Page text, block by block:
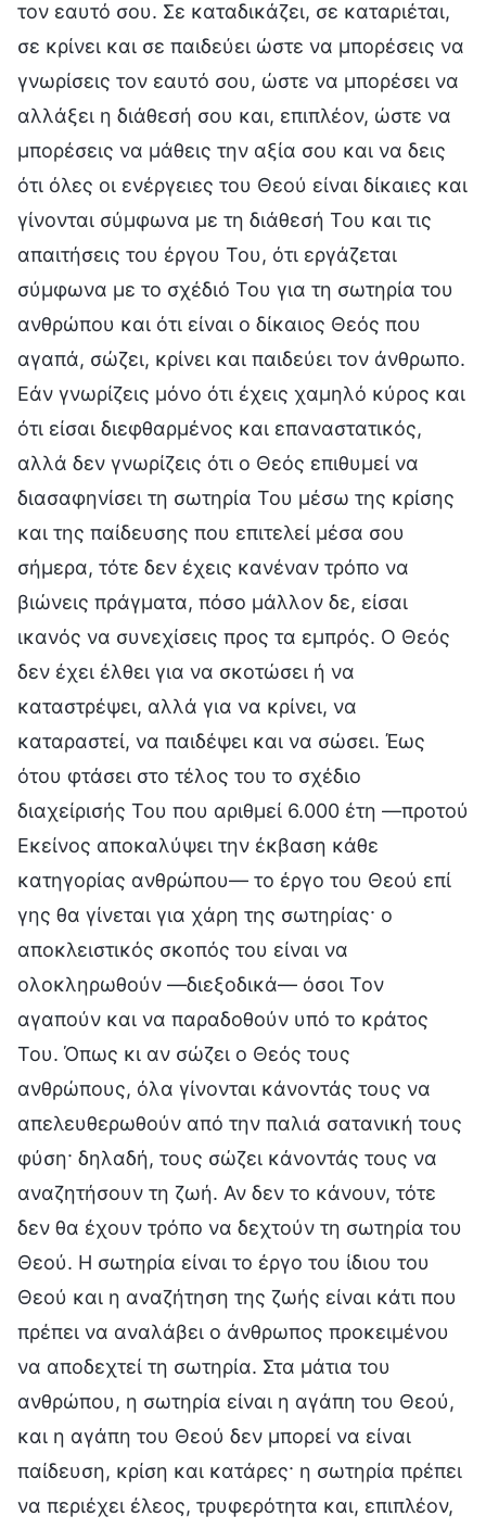
τον εαυτό σου. Σε καταδικάζει, σε καταριέται,
σε κρίνει και σε παιδεύει ώστε να μπορέσεις να
γνωρίσεις τον εαυτό σου, ώστε να μπορέσει να
αλλάξει η διάθεσή σου και, επιπλέον, ώστε να
μπορέσεις να μάθεις την αξία σου και να δεις
ότι όλες οι ενέργειες του Θεού είναι δίκαιες και
γίνονται σύμφωνα με τη διάθεσή Του και τις
απαιτήσεις του έργου Του, ότι εργάζεται
σύμφωνα με το σχέδιό Του για τη σωτηρία του
ανθρώπου και ότι είναι ο δίκαιος Θεός που
αγαπά, σώζει, κρίνει και παιδεύει τον άνθρωπο.
Εάν γνωρίζεις μόνο ότι έχεις χαμηλό κύρος και
ότι είσαι διεφθαρμένος και επαναστατικός,
αλλά δεν γνωρίζεις ότι ο Θεός επιθυμεί να
διασαφηνίσει τη σωτηρία Του μέσω της κρίσης
και της παίδευσης που επιτελεί μέσα σου
σήμερα, τότε δεν έχεις κανέναν τρόπο να
βιώνεις πράγματα, πόσο μάλλον δε, είσαι
ικανός να συνεχίσεις προς τα εμπρός. Ο Θεός
δεν έχει έλθει για να σκοτώσει ή να
καταστρέψει, αλλά για να κρίνει, να
καταραστεί, να παιδέψει και να σώσει. Έως
ότου φτάσει στο τέλος του το σχέδιο
διαχείρισής Του που αριθμεί 6.000 έτη —προτού
Εκείνος αποκαλύψει την έκβαση κάθε
κατηγορίας ανθρώπου— το έργο του Θεού επί
γης θα γίνεται για χάρη της σωτηρίας· ο
αποκλειστικός σκοπός του είναι να
ολοκληρωθούν —διεξοδικά— όσοι Τον
αγαπούν και να παραδοθούν υπό το κράτος
Του. Όπως κι αν σώζει ο Θεός τους
ανθρώπους, όλα γίνονται κάνοντάς τους να
απελευθερωθούν από την παλιά σατανική τους
φύση· δηλαδή, τους σώζει κάνοντάς τους να
αναζητήσουν τη ζωή. Αν δεν το κάνουν, τότε
δεν θα έχουν τρόπο να δεχτούν τη σωτηρία του
Θεού. Η σωτηρία είναι το έργο του ίδιου του
Θεού και η αναζήτηση της ζωής είναι κάτι που
πρέπει να αναλάβει ο άνθρωπος προκειμένου
να αποδεχτεί τη σωτηρία. Στα μάτια του
ανθρώπου, η σωτηρία είναι η αγάπη του Θεού,
και η αγάπη του Θεού δεν μπορεί να είναι
παίδευση, κρίση και κατάρες· η σωτηρία πρέπει
να περιέχει έλεος, τρυφερότητα και, επιπλέον,